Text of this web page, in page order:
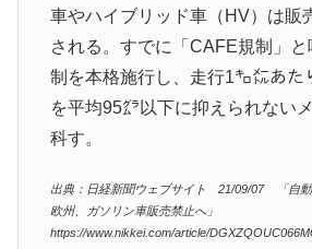
車やハイブリッド車（HV）は販
される。すでに「CAFE規制」
制を本格施行し、走行1㌔㍍あた
を平均95㌘以下に抑えられない
科す。
出典：日経新聞ウェブサイト 21/09/07 「自
欧州、ガソリン車販売禁止へ」
https://www.nikkei.com/article/